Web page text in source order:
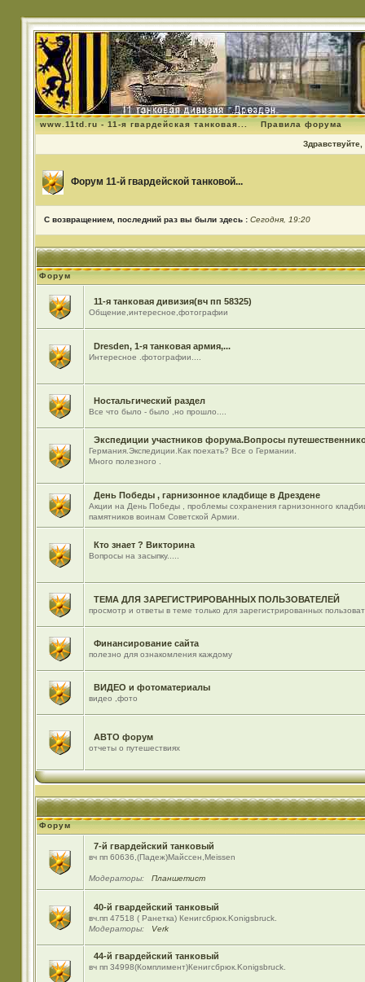
www.11td.ru - 11-я гвардейская танковая... Правила форума
Здравствуйте,
Форум 11-й гвардейской танковой...
С возвращением, последний раз вы были здесь : Сегодня, 19:20
Форум
11-я танковая дивизия(вч пп 58325)
Общение,интересное,фотографии
Dresden, 1-я танковая армия,...
Интересное .фотографии....
Ностальгический раздел
Все что было - было ,но прошло....
Экспедиции участников форума.Вопросы
Германия.Экспедиции.Как поехать? Все о Германии.
Много полезного .
День Победы , гарнизонное кладбище в Дрездене
Акции на День Победы , проблемы сохранения гарнизонного
памятников воинам Советской Армии.
Кто знает ? Викторина
Вопросы на засыпку.....
ТЕМА ДЛЯ ЗАРЕГИСТРИРОВАННЫХ ПОЛЬЗОВАТЕЛЕЙ
просмотр и ответы в теме только для зарегистрированных
Финансирование сайта
полезно для ознакомления каждому
ВИДЕО и фотоматериалы
видео ,фото
АВТО форум
отчеты о путешествиях
Форум
7-й гвардейский танковый
вч пп 60636,(Падеж)Майсcен,Meissen
Модераторы: Планшетист
40-й гвардейский танковый
вч.пп 47518 ( Ранетка) Кенигсбрюк.Konigsbruck.
Модераторы:
Verk
44-й гвардейский танковый
вч пп 34998(Комплимент)Кенигсбрюк.Konigsbruck.